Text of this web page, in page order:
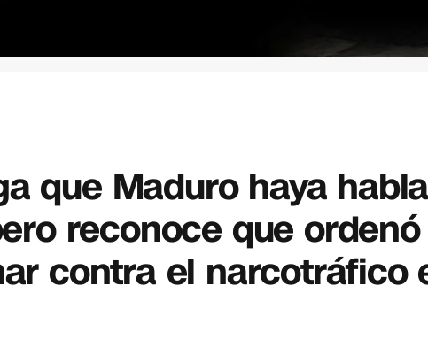
que Maduro haya
reconoce que ordenó
contra el narcotráfico